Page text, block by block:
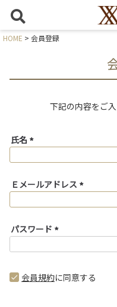
HOME 会員登録
下記の内容をご
氏名
必
)
Ｅメールアドレス
必
)
パスワード
必
)
会員規約に同意する